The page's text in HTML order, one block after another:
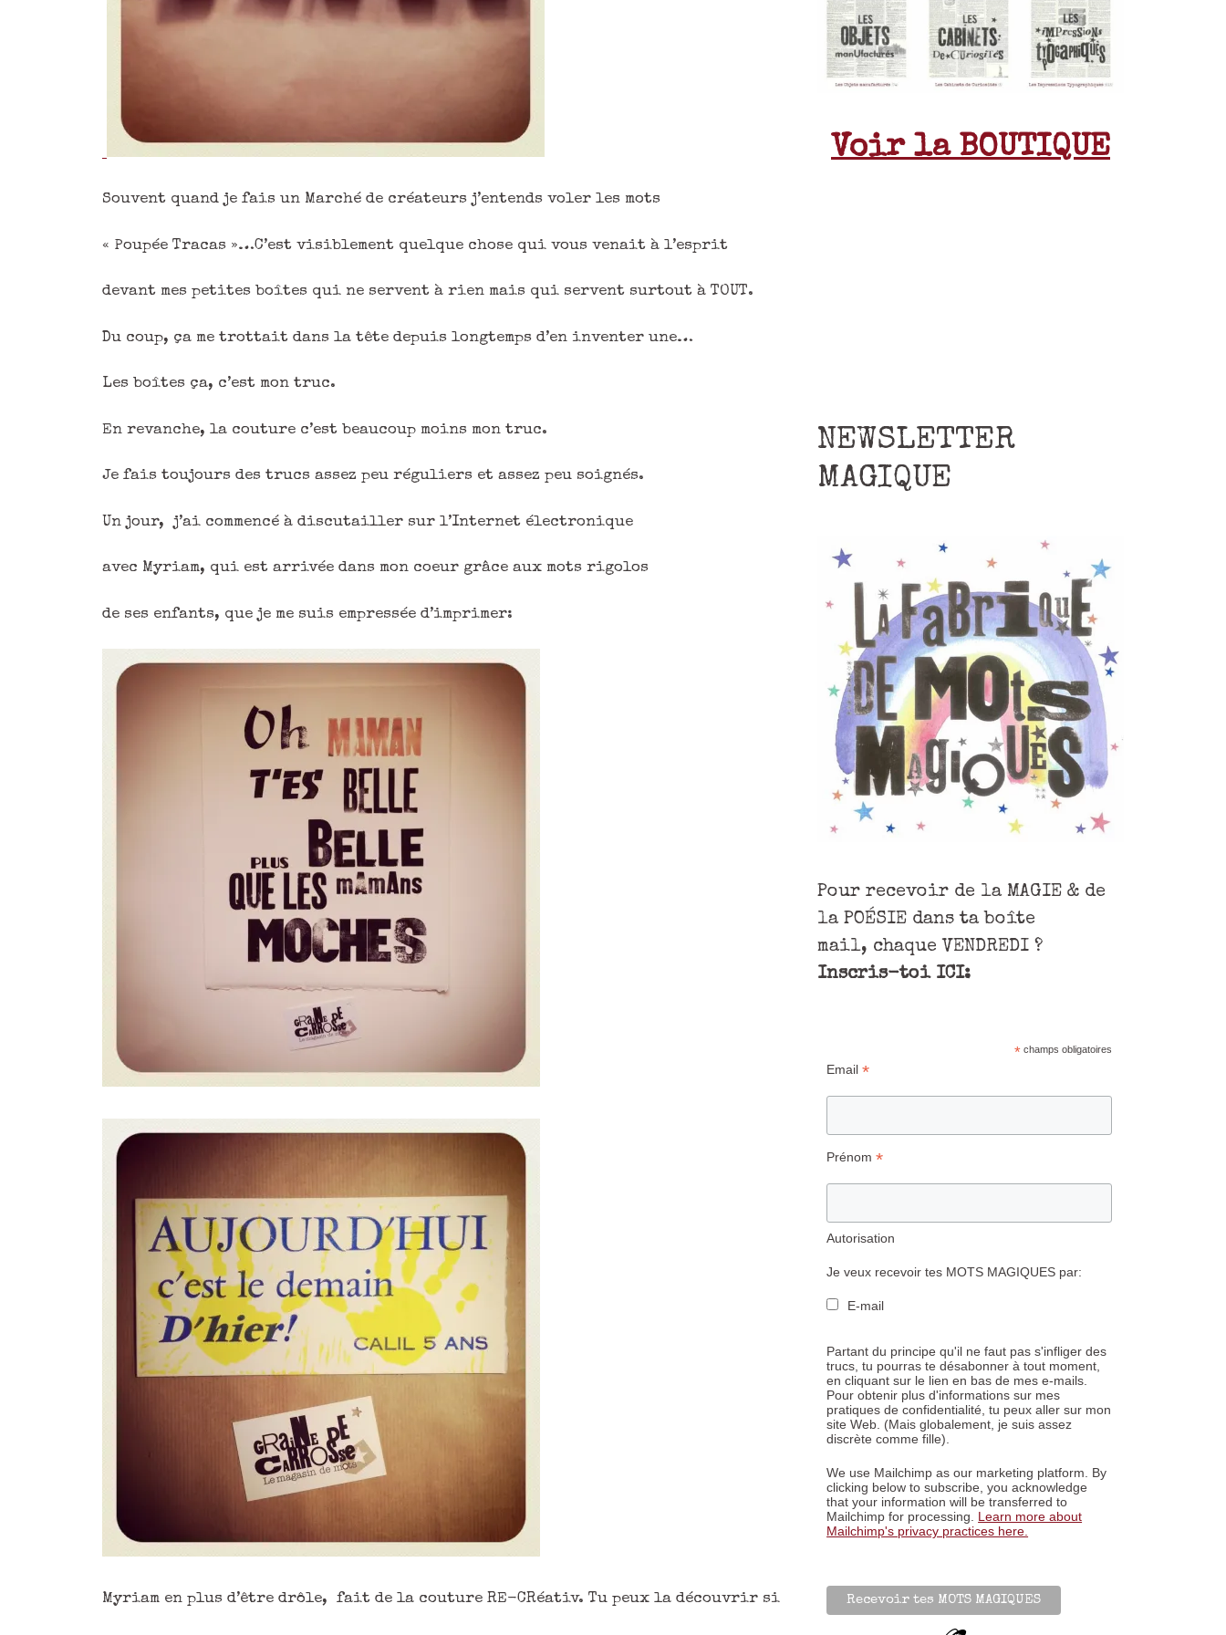
Souvent quand je fais un Marché de créateurs j’entends voler les mots
« Poupée Tracas »…C’est visiblement quelque chose qui vous venait à l’esprit
devant mes petites boîtes qui ne servent à rien mais qui servent surtout à TOUT.
Du coup, ça me trottait dans la tête depuis longtemps d’en inventer une…
Les boîtes ça, c’est mon truc.
En revanche, la couture c’est beaucoup moins mon truc.
Je fais toujours des trucs assez peu réguliers et assez peu soignés.
Un jour, j’ai commencé à discutailler sur l’Internet électronique
avec Myriam, qui est arrivée dans mon coeur grâce aux mots rigolos
de ses enfants, que je me suis empressée d’imprimer:
Myriam en plus d’être drôle, fait de la couture RE-CRéativ. Tu peux la découvrir si
Voir la BOUTIQUE
NEWSLETTER
MAGIQUE
Pour recevoir de la MAGIE & de
la POÉSIE dans ta boîte
mail, chaque VENDREDI ?
Inscris-toi ICI:
*champs obligatoires
Email*
Prénom*
Autorisation
Je veux recevoir tes MOTS MAGIQUES par:
E-mail
Partant du principe qu'il ne faut pas s'infliger des
trucs, tu pourras te désabonner à tout moment,
en cliquant sur le lien en bas de mes e-mails.
Pour obtenir plus d'informations sur mes
pratiques de confidentialité, tu peux aller sur mon
site Web. (Mais globalement, je suis assez
discrète comme fille).
We use Mailchimp as our marketing platform. By
clicking below to subscribe, you acknowledge
that your information will be transferred to
Mailchimp for processing. Learn more about
Mailchimp's privacy practices here.